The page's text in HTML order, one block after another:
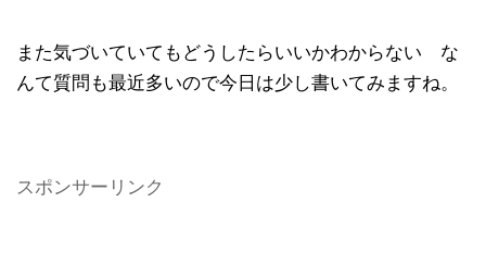
また気づいていてもどうしたらいいかわからない な
んて質問も最近多いので今日は少し書いてみますね。
スポンサーリンク